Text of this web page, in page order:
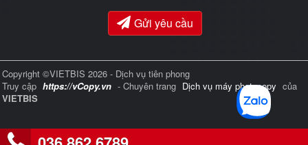
Gửi yêu cầu
Copyright ©VIETBIS 2026 - Dịch vụ tiên phong
Truy cập https://vCopy.vn - Chuyên trang Dịch vụ máy photocopy của
VIETBIS